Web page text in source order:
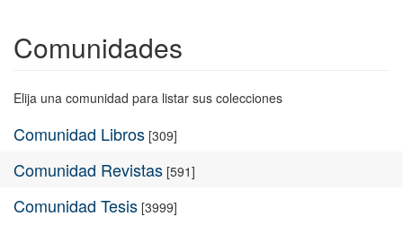
Comunidades
Elija una comunidad para listar sus colecciones
Comunidad Libros [309]
Comunidad Revistas [591]
Comunidad Tesis [3999]